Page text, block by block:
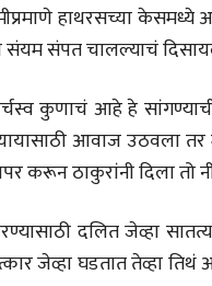
हाथरसच्या केसमध्ये
संयम संपत चालल्याचं
कुणाचं आहे हे
आवाज उठवला
करून ठाकुरांनी दिला तो
दलित जेव्हा
जेव्हा घडतात तेव्हा तिथं